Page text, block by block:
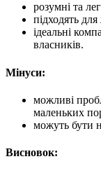
розумні та
підходять
ідеальні
власників.
Мінуси:
можливі
маленьких
можуть бути
Висновок: